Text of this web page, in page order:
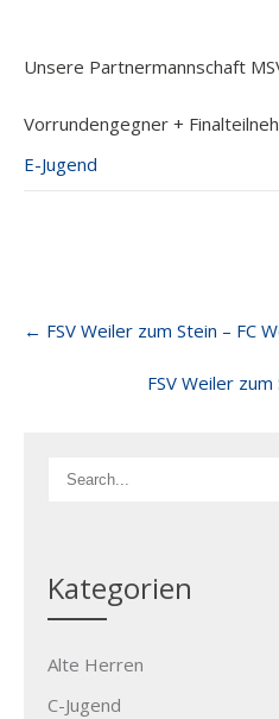
Unsere Partnermannschaft
Vorrundengegner +
E-Jugend
Post
navigation
← FSV Weiler zum Stein – FC
FSV Weiler
Kategorien
Alte Herren
C-Jugend